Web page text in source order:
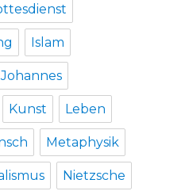
Islam
Johannes
Kunst Leben
Metaphysik
Nietzsche